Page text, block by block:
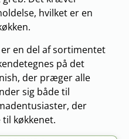
hvilket er en
en del af sortimentet
på det
der præger alle
sig både til
der
køkkenet.